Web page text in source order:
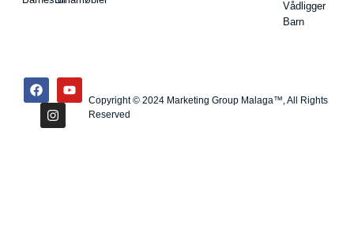
Vådligger
Barn
Copyright © 2024 Marketing Group Malaga™, All Rights
Reserved